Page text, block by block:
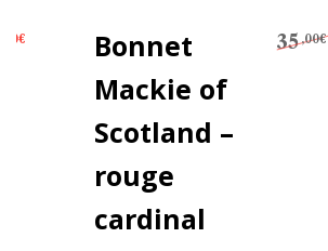
Bonnet
Mackie of
Scotland –
rouge
cardinal
35,00€
prix initial était : 185,00€.
,00€ Le prix actuel est : 95,00€.